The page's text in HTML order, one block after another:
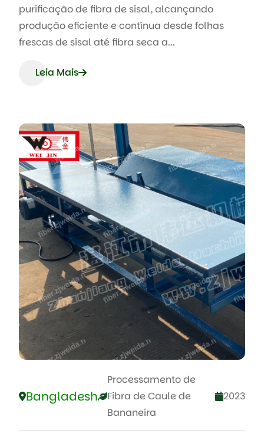
purificação de fibra de sisal, alcançando
produção eficiente e contínua desde folhas
frescas de sisal até fibra seca a...
Leia Mais
Bangladesh
Processamento de
Fibra de Caule de
Bananeira
2023